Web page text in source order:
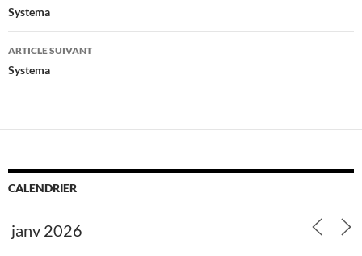
des
articles
Systema
ARTICLE SUIVANT
Systema
CALENDRIER